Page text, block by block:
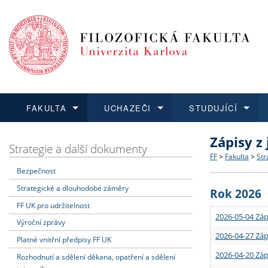
FAKULTA
Dozvědět se více
Struktura
Strategie
Podpora
UCHAZEČI
Podat přihlášku
Co
Učitelské
STUDUJÍCÍ
Dozvědět se více
Rigorózní
Dozvědět se více
O vědě a
Granty a
Dozvědět se více
Aktuální
Strategie a další dokumenty
Bezpečnost
Strategické a dlouhodobé záměry
FF UK pro udržitelnost
Výroční zprávy
Platné vnitřní předpisy FF UK
Rozhodnutí a sdělení děkana, opatření a sdělení
Zápisy
FF > Fakulta >
Rok 2026
2026-05-04
2026-04-27
2026-04-20